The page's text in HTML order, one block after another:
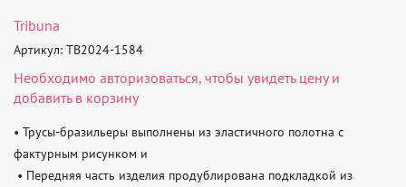
Tribuna
Артикул: TB2024-1584
Необходимо авторизоваться, чтобы увидеть цену и
добавить в корзину
• Трусы-бразильеры выполнены из эластичного полотна с
фактурным рисунком и